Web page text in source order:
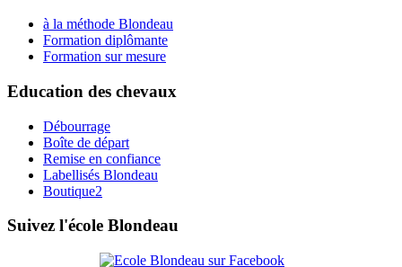
à la méthode Blondeau
Formation diplômante
Formation sur mesure
Education des chevaux
Débourrage
Boîte de départ
Remise en confiance
Labellisés Blondeau
Boutique2
Suivez l'école Blondeau